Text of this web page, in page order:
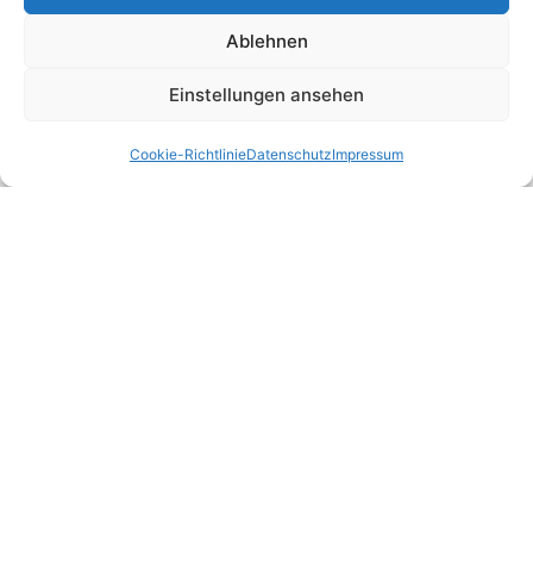
Ablehnen
Einstellungen ansehen
Cookie-RichtlinieDatenschutzImpressum
Nützliche Links